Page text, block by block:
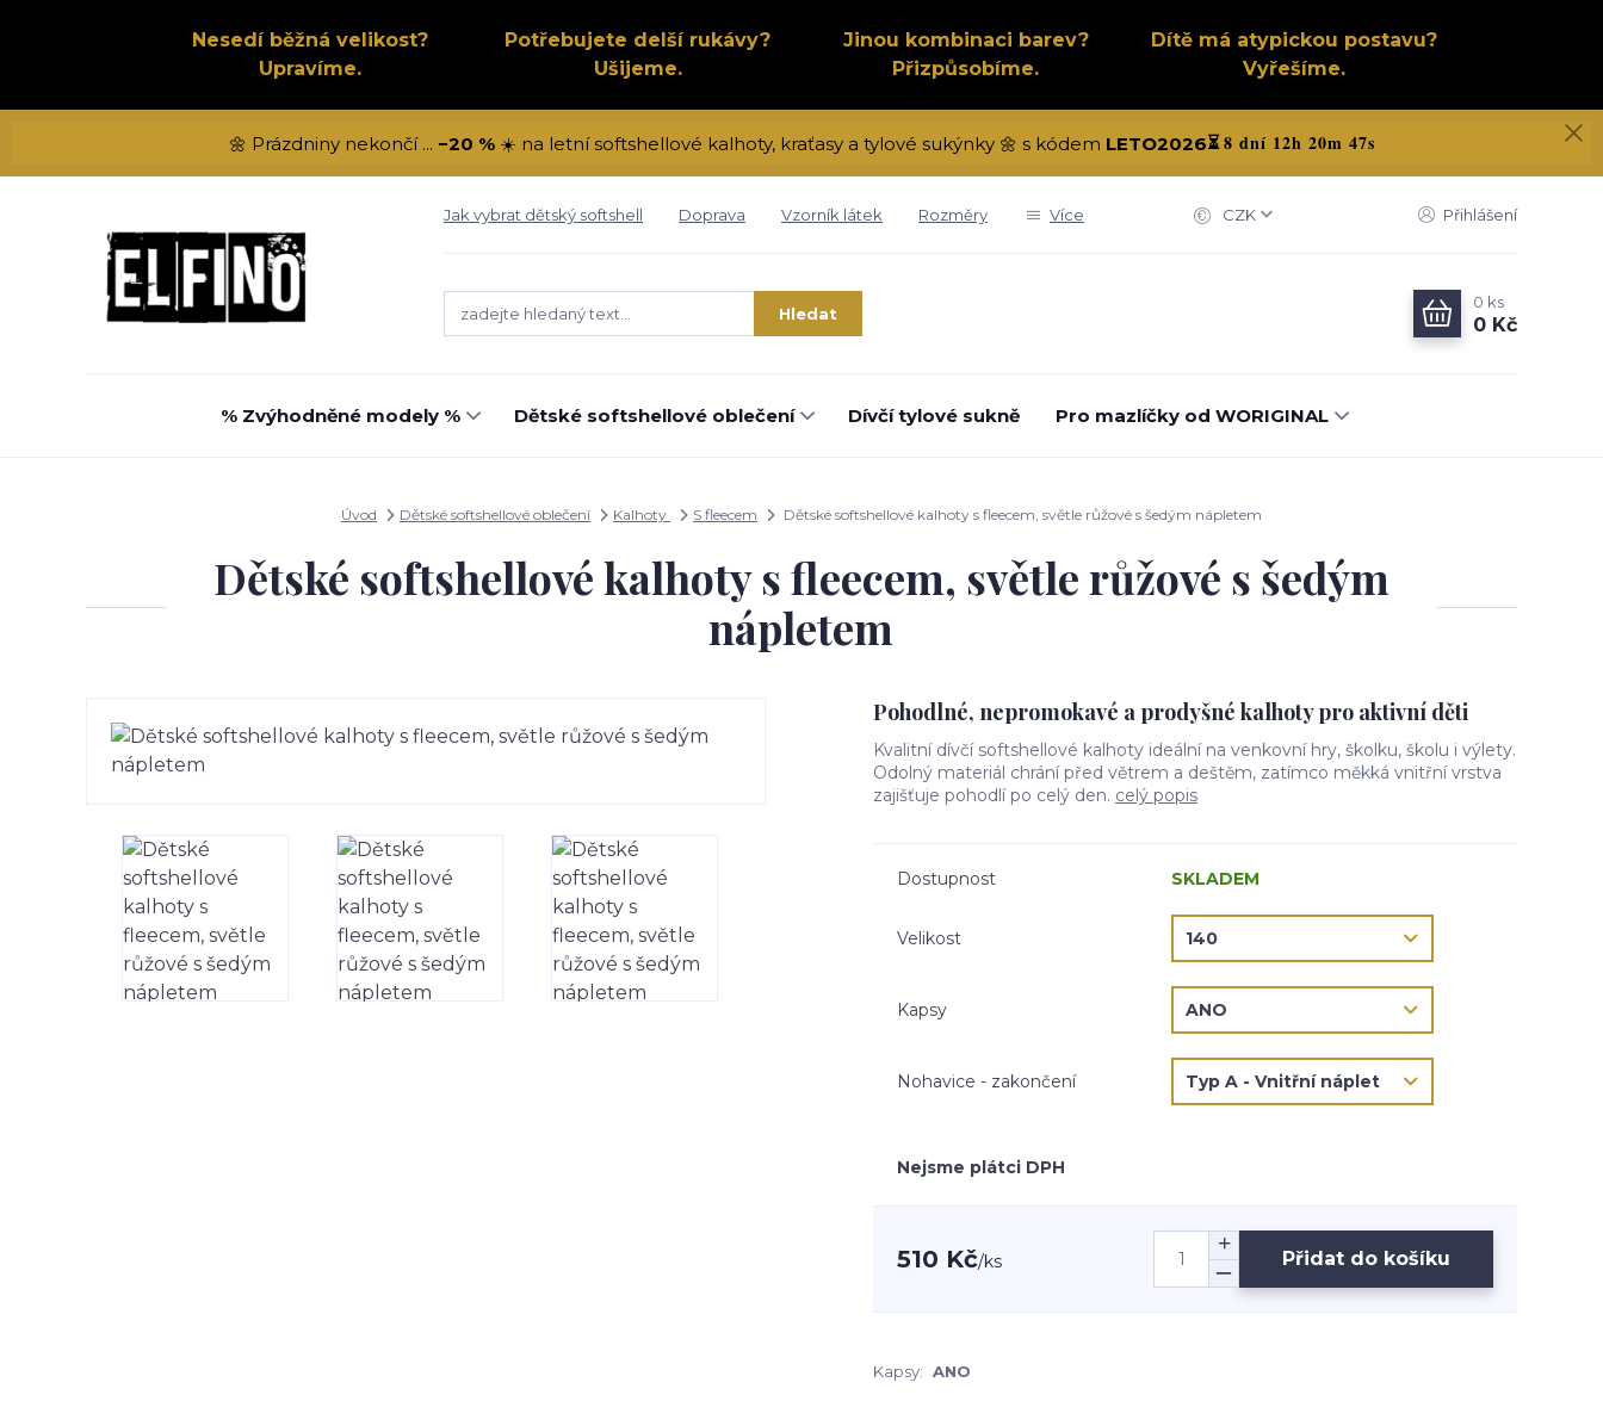
Nesedí běžná velikost?
Upravíme.
Potřebujete delší rukávy?
Ušijeme.
Jinou kombinaci barev?
Přizpůsobíme.
Dítě má atypickou postavu?
Vyřešíme.
🌼 Prázdniny nekončí ... −20 %☀️ na letní softshellové kalhoty, kraťasy a tylové sukýnky 🌼 s kódem LETO2026⏳8 dní 12h 20m 46s
Jak vybrat dětský softshell Doprava Vzorník látek Rozměry Více CZK Přihlášení
Hledat
0 ks
0 Kč
% Zvýhodněné modely % Dětské softshellové oblečení Dívčí tylové sukně Pro mazlíčky od WORIGINAL
Úvod Dětské softshellové oblečení Kalhoty S fleecem Dětské softshellové kalhoty s fleecem, světle růžové s šedým nápletem
Dětské softshellové kalhoty s fleecem, světle růžové s šedým
nápletem
Pohodlné, nepromokavé a prodyšné kalhoty pro aktivní děti
Kvalitní dívčí softshellové kalhoty ideální na venkovní hry, školku, školu i výlety.
Odolný materiál chrání před větrem a deštěm, zatímco měkká vnitřní vrstva
zajišťuje pohodlí po celý den. celý popis
Dostupnost SKLADEM
Velikost
Kapsy
Nohavice - zakončení
Nejsme plátci DPH
510 Kč/ks Přidat do košíku
Kapsy: ANO